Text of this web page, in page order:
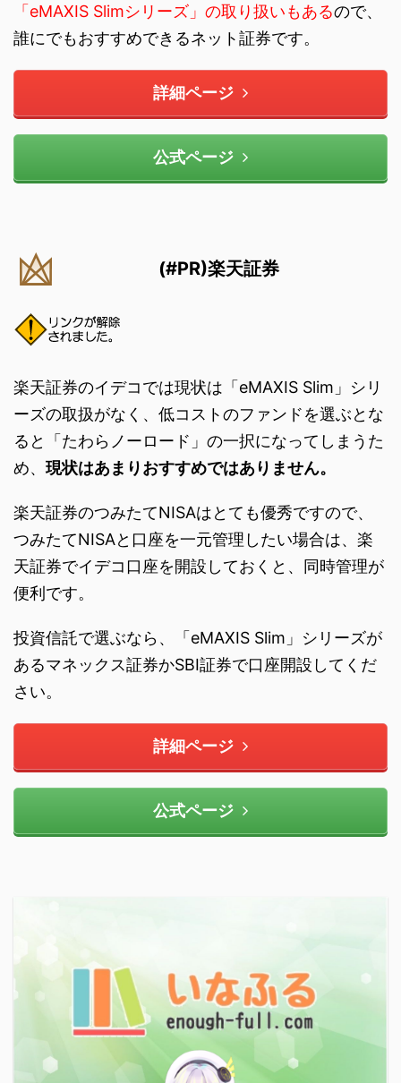
「eMAXIS Slimシリーズ」の取り扱いもあるので、
誰にでもおすすめできるネット証券です。
詳細ページ
公式ページ
(#PR)楽天証券
楽天証券のイデコでは現状は「eMAXIS Slim」シリ
ーズの取扱がなく、低コストのファンドを選ぶとな
ると「たわらノーロード」の一択になってしまうた
め、 現状はあまりおすすめではありません。
楽天証券のつみたてNISAはとても優秀ですので、
つみたてNISAと口座を一元管理したい場合は、楽
天証券でイデコ口座を開設しておくと、同時管理が
便利です。
投資信託で選ぶなら、「eMAXIS Slim」シリーズが
あるマネックス証券かSBI証券で口座開設してくだ
さい。
詳細ページ
公式ページ